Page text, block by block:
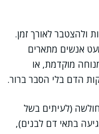
ולהצטבר לאורך זמן.
אנשים מתארים
מוקדמת, או
הדם בלי הסבר ברור.
(לעיתים בשל
בתאי דם לבנים),